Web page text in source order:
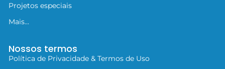
Projetos especiais
Mais...
Nossos termos
Política de Privacidade & Termos de Uso